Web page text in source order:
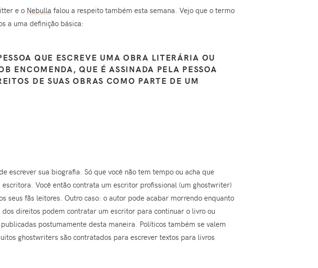
e o Nebulla falou a respeito também esta semana. Vejo que o termo
a uma definição básica:
QUE ESCREVE UMA OBRA LITERÁRIA OU
ENCOMENDA, QUE É ASSINADA PELA PESSOA
DE SUAS OBRAS COMO PARTE DE UM
escrever sua biografia. Só que você não tem tempo ou acha que
Você então contrata um escritor profissional (um ghostwriter)
seus fãs leitores. Outro caso: o autor pode acabar morrendo enquanto
direitos podem contratar um escritor para continuar o livro ou
postumamente desta maneira. Políticos também se valem
ghostwriters são contratados para escrever textos para livros